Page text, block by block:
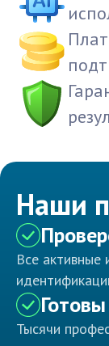
Наши
Все активные
Тысячи